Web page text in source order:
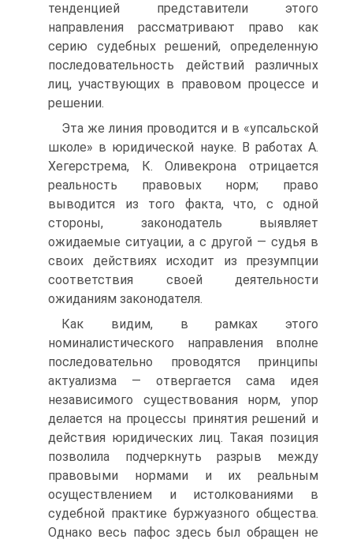
тенденцией представители этого
направления рассматривают право как
серию судебных решений, определенную
последовательность действий различных
лиц, участвующих в правовом процессе и
решении.
Эта же линия проводится и в «упсальской
школе» в юридической науке. В работах А.
Хегерстрема, К. Оливекрона отрицается
реальность правовых норм; право
выводится из того факта, что, с одной
стороны, законодатель выявляет
ожидаемые ситуации, а с другой — судья в
своих действиях исходит из презумпции
соответствия своей деятельности
ожиданиям законодателя.
Как видим, в рамках этого
номиналистического направления вполне
последовательно проводятся принципы
актуализма — отвергается сама идея
независимого существования норм, упор
делается на процессы принятия решений и
действия юридических лиц. Такая позиция
позволила подчеркнуть разрыв между
правовыми нормами и их реальным
осуществлением и истолкованиями в
судебной практике буржуазного общества.
Однако весь пафос здесь был обращен не